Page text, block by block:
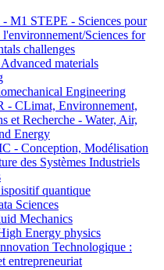
M1 STEPE - Sciences pour
l'environnement/Sciences for
challenges
materials
Engineering
- CLimat, Environnement,
et Recherche - Water, Air,
Energy
- Conception, Modélisation
des Systèmes Industriels
quantique
Sciences
Mechanics
Energy physics
Technologique :
entrepreneuriat